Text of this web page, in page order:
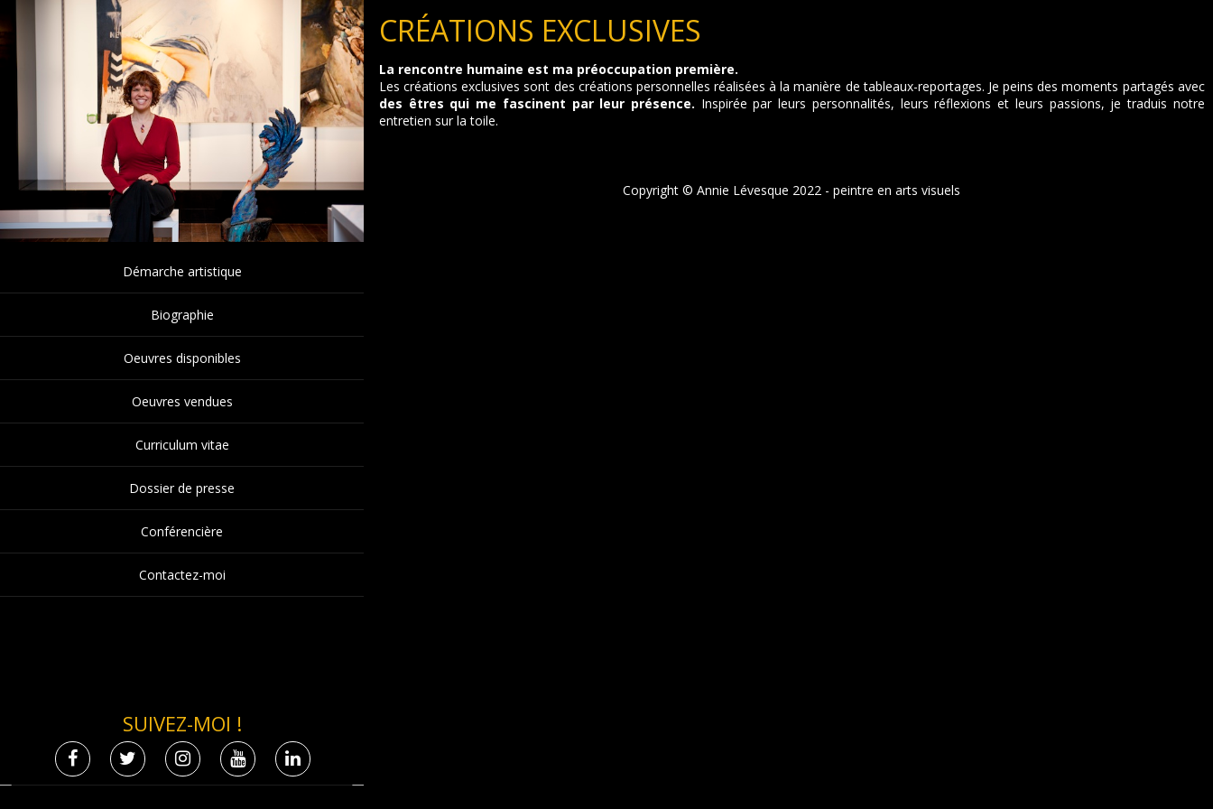
Démarche artistique
Biographie
Oeuvres disponibles
Oeuvres vendues
Curriculum vitae
Dossier de presse
Conférencière
Contactez-moi
SUIVEZ-MOI !
CRÉATIONS EXCLUSIVES
La rencontre humaine est ma préoccupation première.
Les créations exclusives sont des créations personnelles réalisées à la manière de tableaux-reportages. Je peins des moments partagés avec
des êtres qui me fascinent par leur présence. Inspirée par leurs personnalités, leurs réflexions et leurs passions, je traduis notre
entretien sur la toile.
Copyright © Annie Lévesque 2022 - peintre en arts visuels